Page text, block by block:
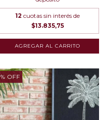
12 cuotas sin interés de
$13.835,75
% OFF